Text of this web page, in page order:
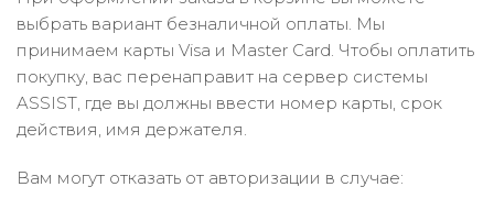
выбрать вариант безналичной оплаты. Мы
принимаем карты Visa и Master Card. Чтобы оплатить
покупку, вас перенаправит на сервер системы
ASSIST, где вы должны ввести номер карты, срок
действия, имя держателя.
Вам могут отказать от авторизации в случае: